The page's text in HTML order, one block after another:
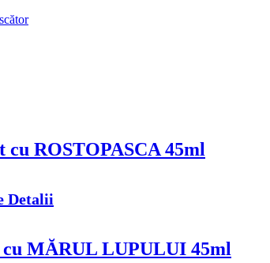
cu ROSTOPASCA 45ml
Detalii
MĂRUL LUPULUI 45ml